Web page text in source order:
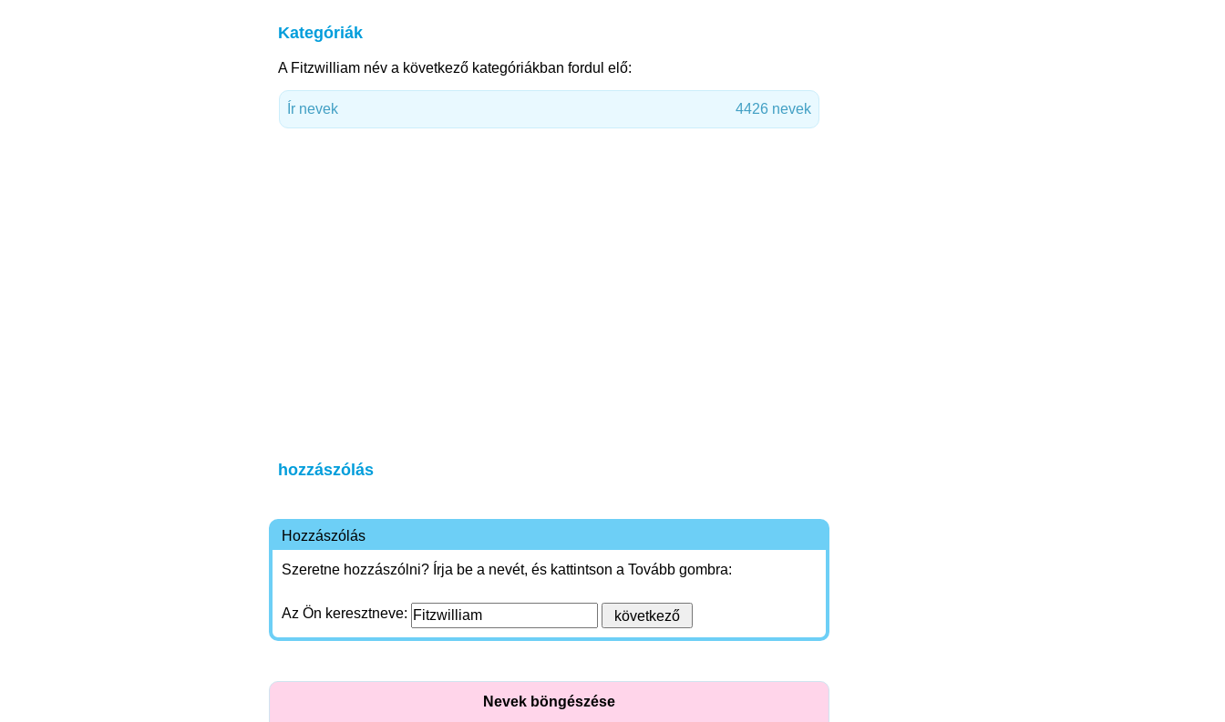
Kategóriák
A Fitzwilliam név a következő kategóriákban fordul elő:
Ír nevek 4426 nevek
hozzászólás
Hozzászólás
Szeretne hozzászólni? Írja be a nevét, és kattintson a Tovább gombra:
Az Ön keresztneve:
Nevek böngészése